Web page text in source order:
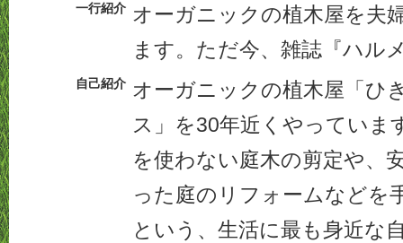
一行紹介 オーガニックの植木屋を夫
ます。ただ今、雑誌『ハル
自己紹介 オーガニックの植木屋「ひ
ス」を30年近くやっていま
を使わない庭木の剪定や、
った庭のリフォームなどを
という、生活に最も身近な